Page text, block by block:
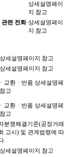
상세설명페이
지 참고
관련 전화 상세설명페이
지 참고
세설명페이지 참고
세설명페이지 참고
교환ㆍ반품 상세설명페
고
교환ㆍ반품 상세설명페
고
분쟁해결기준(공정거래
고시) 및 관계법령에 따
.
세설명페이지 참고